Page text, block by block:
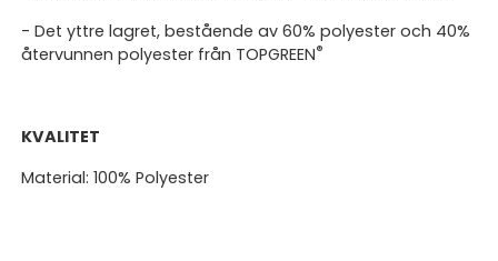
- Det yttre lagret, bestående av 60% polyester och 40%
återvunnen polyester från TOPGREEN®
KVALITET
Material: 100% Polyester